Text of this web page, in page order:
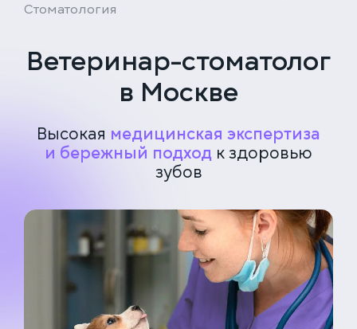
Стоматология
Ветеринар-стоматолог
в Москве
Высокая медицинская экспертиза
и бережный подход к здоровью
зубов